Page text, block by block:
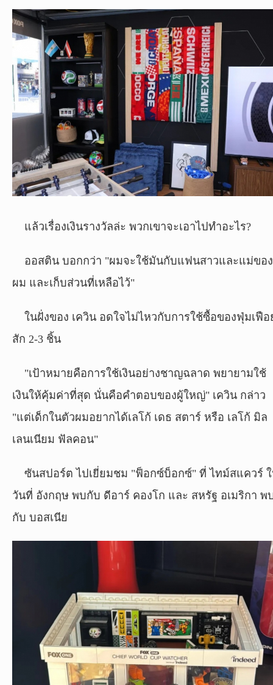
แล้วเรื่องเงินรางวัลล่ะ พวกเขาจะเอาไปทำอะไร?
ออสติน บอกกว่า "ผมจะใช้มันกับแฟนสาวและแม่ของ
ผม และเก็บส่วนที่เหลือไว้"
ในฝั่งของ เควิน อดใจไม่ไหวกับการใช้ซื้อของฟุ่มเฟือ
สัก 2-3 ชิ้น
"เป้าหมายคือการใช้เงินอย่างชาญฉลาด พยายามใช้
เงินให้คุ้มค่าที่สุด นั่นคือคำตอบของผู้ใหญ่" เควิน กล่าว
"แต่เด็กในตัวผมอยากได้เลโก้ เดธ สตาร์ หรือ เลโก้ มิล
เลนเนียม ฟัลคอน"
ซันสปอร์ต ไปเยี่ยมชม "ฟ็อกซ์บ็อกซ์" ที่ ไทม์สแควร์
วันที่ อังกฤษ พบกับ ดีอาร์ คองโก และ สหรัฐ อเมริกา พ
กับ บอสเนีย